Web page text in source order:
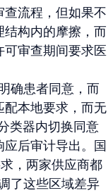
流程，但如果不
构内的摩擦，而
审查期间要求医
确患者同意，而
本地要求，而无
类器内切换同意
后审计导出。国
，两家供应商都
了这些区域差异